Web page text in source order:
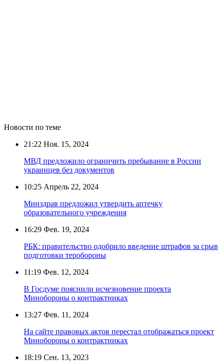
Новости по теме
21:22 Ноя. 15, 2024
МВД предложило ограничить пребывание в России
украинцев без документов
10:25 Апрель 22, 2024
Минздрав предложил утвердить аптечку
образовательного учреждения
16:29 Фев. 19, 2024
РБК: правительство одобрило введение штрафов за срыв
подготовки теробороны
11:19 Фев. 12, 2024
В Госдуме пояснили исчезновение проекта
Минобороны о контрактниках
13:27 Фев. 11, 2024
На сайте правовых актов перестал отображаться проект
Минобороны о контрактниках
18:19 Сен. 13, 2023